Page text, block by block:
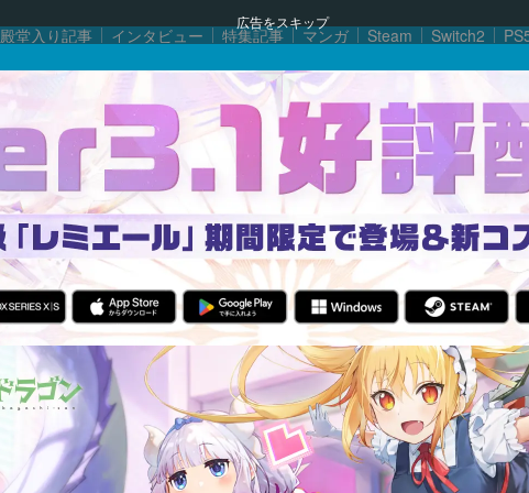
広告をスキップ
殿堂入り記事 インタビュー 特集記事 マンガ Steam Switch2